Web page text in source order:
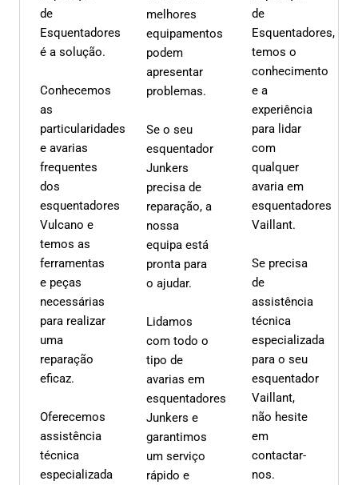
de
Esquentadores
é a solução.
Conhecemos
as
particularidades
e avarias
frequentes
dos
esquentadores
Vulcano e
temos as
ferramentas
e peças
necessárias
para realizar
uma
reparação
eficaz.
Oferecemos
assistência
técnica
especializada
melhores
equipamentos
podem
apresentar
problemas.
Se o seu
esquentador
Junkers
precisa de
reparação, a
nossa
equipa está
pronta para
o ajudar.
Lidamos
com todo o
tipo de
avarias em
esquentadores
Junkers e
garantimos
um serviço
rápido e
de
Esquentadores,
temos o
conhecimento
e a
experiência
para lidar
com
qualquer
avaria em
esquentadores
Vaillant.
Se precisa
de
assistência
técnica
especializada
para o seu
esquentador
Vaillant,
não hesite
em
contactar-
nos.